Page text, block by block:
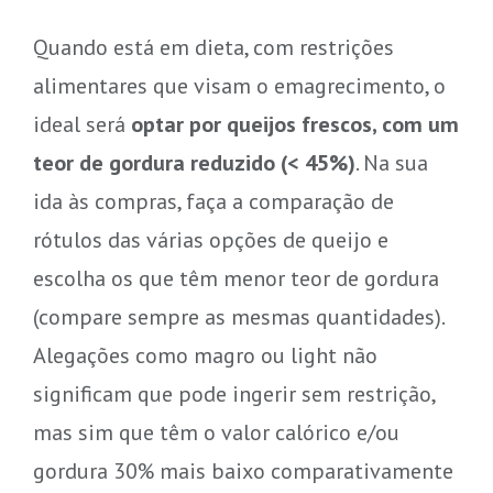
Quando está em dieta, com restrições
alimentares que visam o emagrecimento, o
ideal será optar por queijos frescos, com um
teor de gordura reduzido (< 45%). Na sua
ida às compras, faça a comparação de
rótulos das várias opções de queijo e
escolha os que têm menor teor de gordura
(compare sempre as mesmas quantidades).
Alegações como magro ou light não
significam que pode ingerir sem restrição,
mas sim que têm o valor calórico e/ou
gordura 30% mais baixo comparativamente